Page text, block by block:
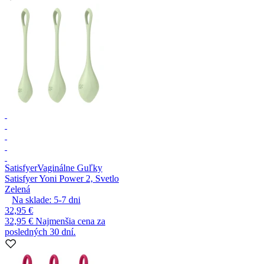
SatisfyerVaginálne Guľky
Satisfyer Yoni Power 2, Svetlo
Zelená
Na sklade: 5-7 dni
32,95 €
32,95 € Najmenšia cena za
posledných 30 dní.